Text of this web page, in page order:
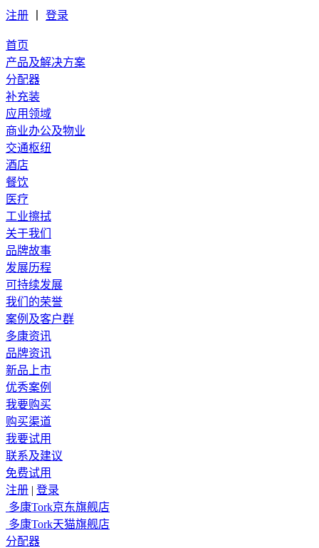
注册 登录
首页
产品及解决方案
分配器
补充装
应用领域
商业办公及物业
交通枢纽
酒店
餐饮
医疗
工业擦拭
关于我们
品牌故事
发展历程
可持续发展
我们的荣誉
案例及客户群
多康资讯
品牌资讯
新品上市
优秀案例
我要购买
购买渠道
我要试用
联系及建议
免费试用
注册 | 登录
多康Tork京东旗舰店
多康Tork天猫旗舰店
分配器